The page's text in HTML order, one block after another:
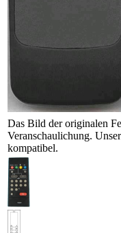
Das Bild der originalen
Veranschaulichung.
kompatibel.